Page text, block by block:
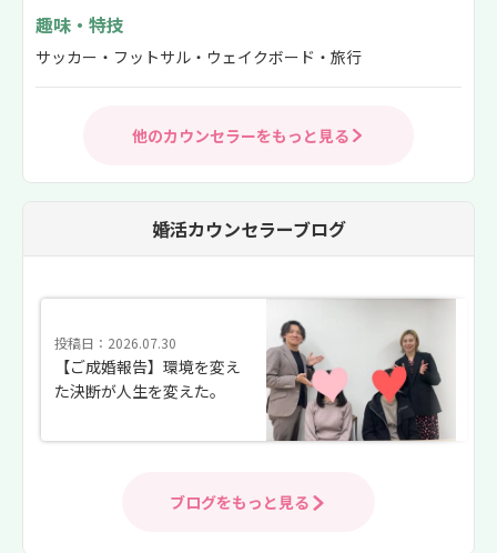
趣味・特技
サッカー・フットサル・ウェイクボード・旅行
他のカウンセラーをもっと見る
婚活カウンセラーブログ
投稿日：2026.07.30
【ご成婚報告】環境を変え
た決断が人生を変えた。
ブログをもっと見る